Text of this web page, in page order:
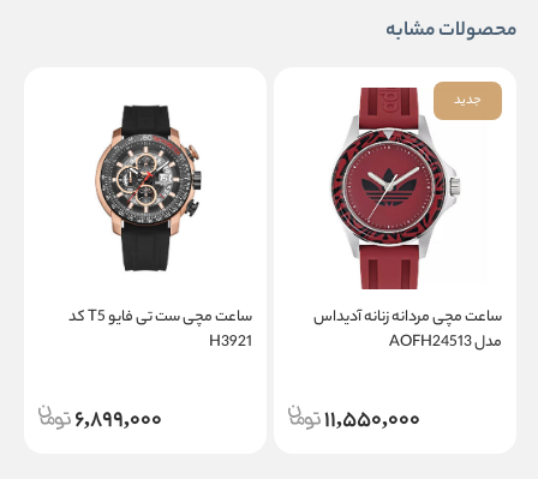
محصولات مشابه
جدید
ساعت مچی مردانه زنانه آدیداس
مدل AOFH24513
11,550,000
ساعت مچی ست تی فایو T5 کد
H3921
6,899,000